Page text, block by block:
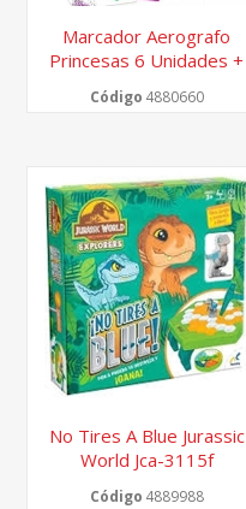
Marcador Aerografo
Princesas 6 Unidades +
Stencils Royal
Código 4880660
No Tires A Blue Jurassic
World Jca-3115f
Código 4889988